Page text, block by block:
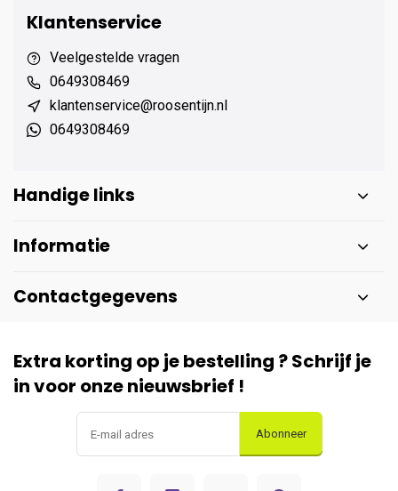
Klantenservice
Veelgestelde vragen
0649308469
klantenservice@roosentijn.nl
0649308469
Handige links
Informatie
Contactgegevens
Extra korting op je bestelling ? Schrijf je
in voor onze nieuwsbrief !
Abonneer